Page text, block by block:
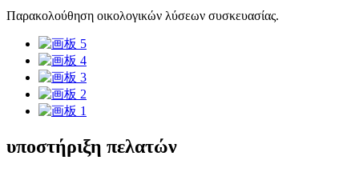
Παρακολούθηση οικολογικών λύσεων συσκευασίας.
υποστήριξη πελατών